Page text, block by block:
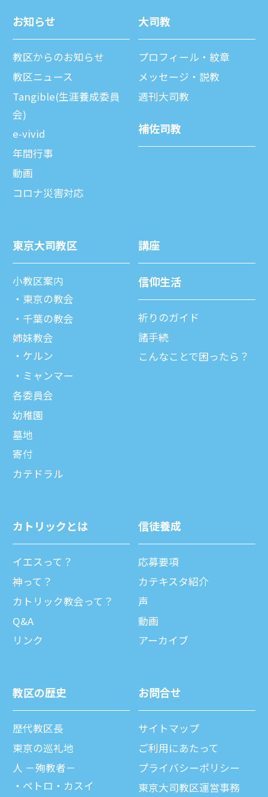
お知らせ
教区からのお知らせ
教区ニュース
Tangible(生涯養成委員
会)
e-vivid
年間⾏事
動画
コロナ災害対応
⼤司教
プロフィール・紋章
メッセージ・説教
週刊⼤司教
補佐司教
東京⼤司教区
⼩教区案内
東京の教会
千葉の教会
姉妹教会
ケルン
ミャンマー
各委員会
幼稚園
墓地
寄付
カテドラル
講座
信仰⽣活
祈りのガイド
諸⼿続
こんなことで困ったら？
カトリックとは
イエスって？
神って？
カトリック教会って？
Q&A
リンク
信徒養成
応募要項
カテキスタ紹介
声
動画
アーカイブ
教区の歴史
歴代教区⻑
東京の巡礼地
⼈ －殉教者－
ペトロ・カスイ
お問合せ
サイトマップ
ご利⽤にあたって
プライバシーポリシー
東京大司教区運営事務